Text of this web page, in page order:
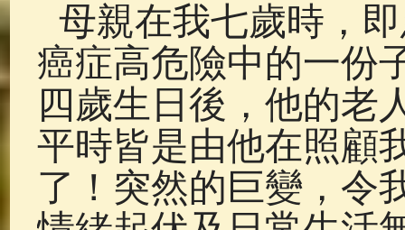
母親在我七歲時，
癌症高危險中的一份
四歲生日後，他的老
平時皆是由他在照顧
了！突然的巨變，令